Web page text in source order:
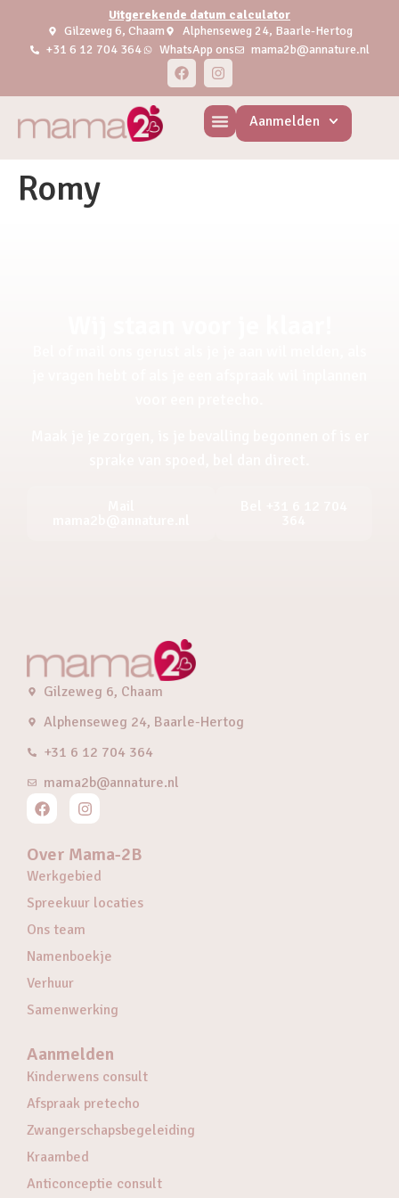
Uitgerekende datum calculator
Gilzeweg 6, Chaam
Alphenseweg 24, Baarle-Hertog
+31 6 12 704 364
WhatsApp ons mama2b@annature.nl
Aanmelden
Romy
Gilzeweg 6, Chaam
Alphenseweg 24, Baarle-Hertog
+31 6 12 704 364
mama2b@annature.nl
Over Mama-2B
Werkgebied
Spreekuur locaties
Ons team
Namenboekje
Verhuur
Samenwerking
Aanmelden
Kinderwens consult
Afspraak pretecho
Zwangerschapsbegeleiding
Kraambed
Anticonceptie consult